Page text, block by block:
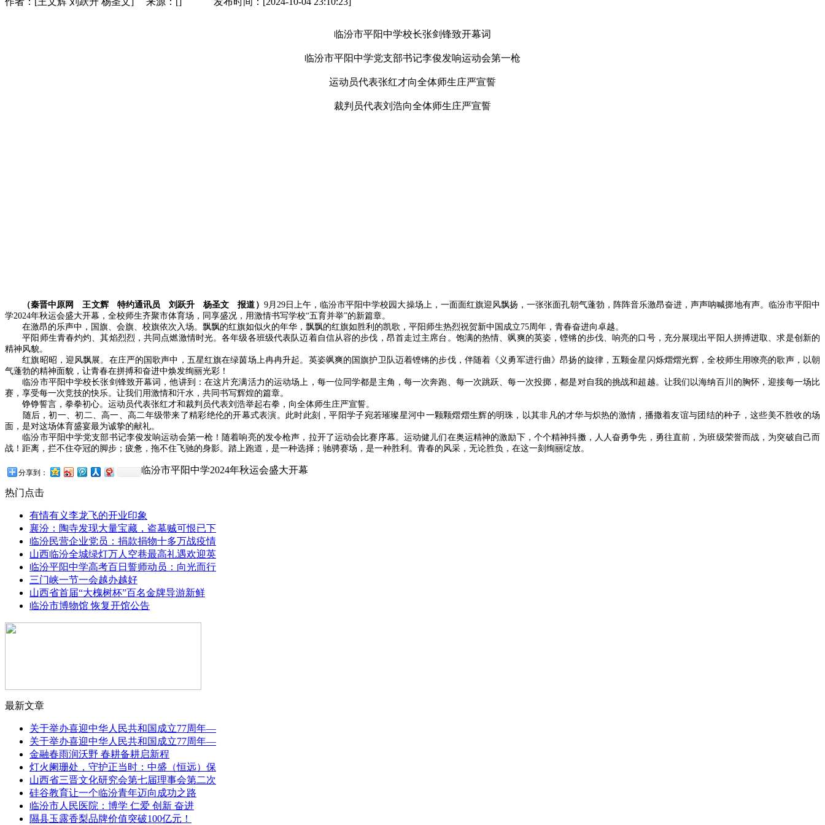
临汾市平阳中学校长张剑锋致开幕词
临汾市平阳中学党支部书记李俊发响运动会第一枪
运动员代表张红才向全体师生庄严宣誓
裁判员代表刘浩向全体师生庄严宣誓
（秦晋中原网 王文辉 特约通讯员 刘跃升 杨圣文 报道） 9月29日上午，临汾市平阳中学校园大操场上，一面面红旗迎风飘扬，一张张面孔朝气蓬勃，阵阵音乐激昂奋进，声声呐喊掷地有声。临汾市平阳中
学2024年秋运会盛大开幕，全校师生齐聚市体育场，同享盛况，用激情书写学校“五育并举”的新篇章。
在激昂的乐声中，国旗、会旗、校旗依次入场。飘飘的红旗如似火的年华，飘飘的红旗如胜利的凯歌，平阳师生热烈祝贺新中国成立75周年，青春奋进向卓越。
平阳师生青春灼灼、其焰烈烈，共同点燃激情时光。各年级各班级代表队迈着自信从容的步伐，昂首走过主席台。饱满的热情、飒爽的英姿，铿锵的步伐、响亮的口号，充分展现出平阳人拼搏进取、求是创新的
精神风貌。
红旗昭昭，迎风飘展。在庄严的国歌声中，五星红旗在绿茵场上冉冉升起。英姿飒爽的国旗护卫队迈着铿锵的步伐，伴随着《义勇军进行曲》昂扬的旋律，五颗金星闪烁熠熠光辉，全校师生用嘹亮的歌声，以朝
气蓬勃的精神面貌，让青春在拼搏和奋进中焕发绚丽光彩！
临汾市平阳中学校长张剑锋致开幕词，他讲到：在这片充满活力的运动场上，每一位同学都是主角，每一次奔跑、每一次跳跃、每一次投掷，都是对自我的挑战和超越。让我们以海纳百川的胸怀，迎接每一场比
赛，享受每一次竞技的快乐。让我们用激情和汗水，共同书写辉煌的篇章。
铮铮誓言，拳拳初心。运动员代表张红才和裁判员代表刘浩举起右拳，向全体师生庄严宣誓。
随后，初一、初二、高一、高二年级带来了精彩绝伦的开幕式表演。此时此刻，平阳学子宛若璀璨星河中一颗颗熠熠生辉的明珠，以其非凡的才华与炽热的激情，播撒着友谊与团结的种子，这些美不胜收的场
面，是对这场体育盛宴最为诚挚的献礼。
临汾市平阳中学党支部书记李俊发响运动会第一枪！随着响亮的发令枪声，拉开了运动会比赛序幕。运动健儿们在奥运精神的激励下，个个精神抖擞，人人奋勇争先，勇往直前，为班级荣誉而战，为突破自己而
战！距离，拦不住夺冠的脚步；疲惫，拖不住飞驰的身影。踏上跑道，是一种选择；驰骋赛场，是一种胜利。青春的风采，无论胜负，在这一刻绚丽绽放。
临汾市平阳中学2024年秋运会盛大开幕
分享到：
热门点击
有情有义李龙飞的开业印象
襄汾：陶寺发现大量宝藏，盗墓贼可恨已下
临汾民营企业党员：捐款捐物十多万战疫情
山西临汾全城绿灯万人空巷最高礼遇欢迎英
临汾平阳中学高考百日誓师动员：向光而行
三门峡一节一会越办越好
山西省首届“大槐树杯”百名金牌导游新鲜
临汾市博物馆 恢复开馆公告
最新文章
关于举办喜迎中华人民共和国成立77周年—
关于举办喜迎中华人民共和国成立77周年—
金融春雨润沃野 春耕备耕启新程
灯火阑珊处，守护正当时：中盛（恒远）保
山西省三晋文化研究会第七届理事会第二次
硅谷教育让一个临汾青年迈向成功之路
临汾市人民医院：博学 仁爱 创新 奋进
隰县玉露香梨品牌价值突破100亿元！